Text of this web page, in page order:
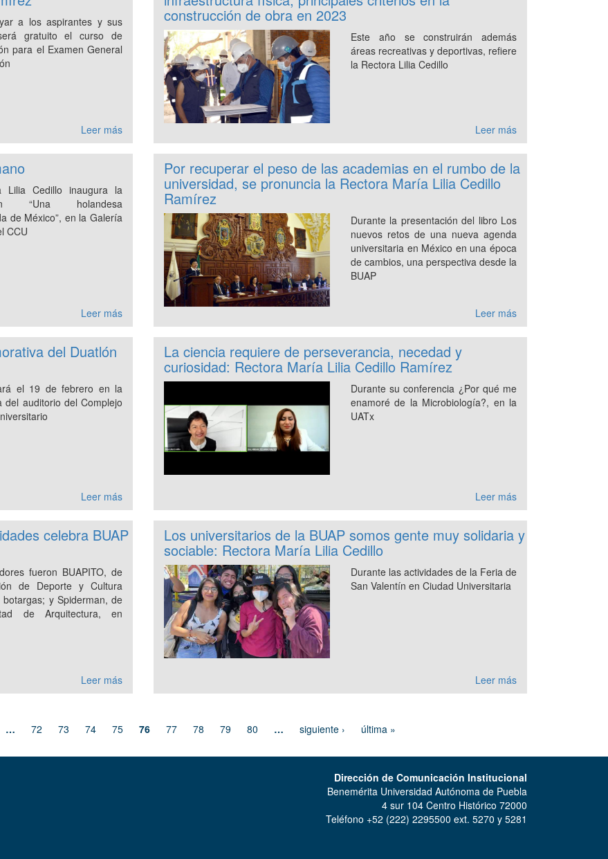
a los aspirantes y sus
gratuito el curso de
para el Examen General
Leer más
construcción de obra en 2023
Este año se construirán además
áreas recreativas y deportivas, refiere
la Rectora Lilia Cedillo
Leer más
Lilia Cedillo inaugura la
“Una holandesa
de México”, en la Galería
CCU
Leer más
Por recuperar el peso de las academias en el rumbo de la
universidad, se pronuncia la Rectora María Lilia Cedillo
Ramírez
Durante la presentación del libro Los
nuevos retos de una nueva agenda
universitaria en México en una época
de cambios, una perspectiva desde la
BUAP
Leer más
del Duatlón
el 19 de febrero en la
del auditorio del Complejo
Leer más
La ciencia requiere de perseverancia, necedad y
curiosidad: Rectora María Lilia Cedillo Ramírez
Durante su conferencia ¿Por qué me
enamoré de la Microbiología?, en la
UATx
Leer más
celebra BUAP
fueron BUAPITO, de
de Deporte y Cultura
botargas; y Spiderman, de
de Arquitectura, en
Leer más
Los universitarios de la BUAP somos gente muy solidaria y
sociable: Rectora María Lilia Cedillo
Durante las actividades de la Feria de
San Valentín en Ciudad Universitaria
Leer más
… 72 73 74 75 76 77 78 79 80 … siguiente › última »
Dirección de Comunicación Institucional
Benemérita Universidad Autónoma de Puebla
4 sur 104 Centro Histórico 72000
Teléfono +52 (222) 2295500 ext. 5270 y 5281